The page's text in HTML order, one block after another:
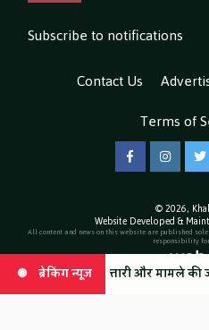
ब्रेकिंग न्यूज़
की जमकर सराहना, यह बोले
Subscribe to notifications
Contact Us
Terms of
Facebook
© 2026,
Website Developed &
All content and news on this website are published
responsibility
ब्रेकिंग न्यूज़
और मामले की जांच में जुटी पुलिस